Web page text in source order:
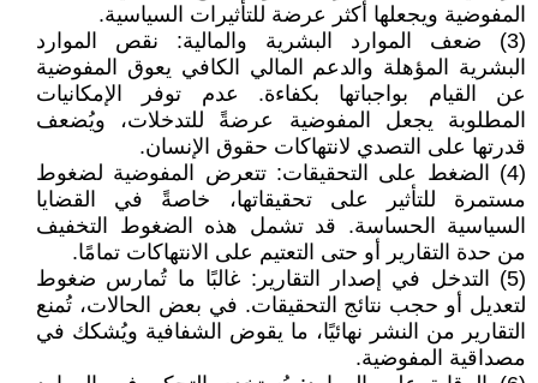
المفوضية ويجعلها أكثر عرضة للتأثيرات السياسية.
(3) ضعف الموارد البشرية والمالية: نقص الموارد
البشرية المؤهلة والدعم المالي الكافي يعوق المفوضية
عن القيام بواجباتها بكفاءة. عدم توفر الإمكانيات
المطلوبة يجعل المفوضية عرضةً للتدخلات، ويُضعف
قدرتها على التصدي لانتهاكات حقوق الإنسان.
(4) الضغط على التحقيقات: تتعرض المفوضية لضغوط
مستمرة للتأثير على تحقيقاتها، خاصةً في القضايا
السياسية الحساسة. قد تشمل هذه الضغوط التخفيف
من حدة التقارير أو حتى التعتيم على الانتهاكات تمامًا.
(5) التدخل في إصدار التقارير: غالبًا ما تُمارس ضغوط
لتعديل أو حجب نتائج التحقيقات. في بعض الحالات، تُمنع
التقارير من النشر نهائيًا، ما يقوض الشفافية ويُشكك في
مصداقية المفوضية.